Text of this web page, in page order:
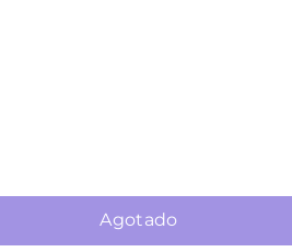
Agotado